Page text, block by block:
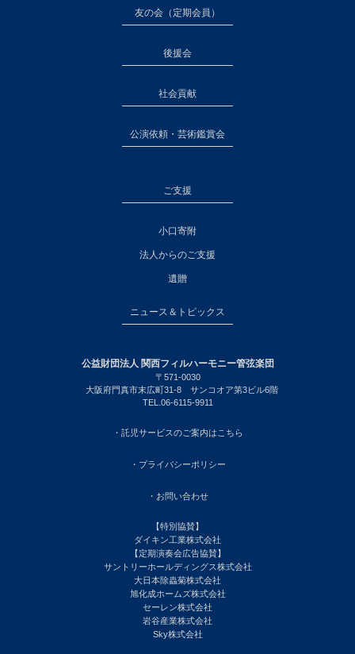
友の会（定期会員）
後援会
社会貢献
公演依頼・芸術鑑賞会
ご支援
小口寄附
法人からのご支援
遺贈
ニュース＆トピックス
公益財団法人 関西フィルハーモニー管弦楽団
〒571-0030
大阪府門真市末広町31-8 サンコオア第3ビル6階
TEL.06-6115-9911
・託児サービスのご案内はこちら
・プライバシーポリシー
・お問い合わせ
【特別協賛】
ダイキン工業株式会社
【定期演奏会広告協賛】
サントリーホールディングス株式会社
大日本除蟲菊株式会社
旭化成ホームズ株式会社
セーレン株式会社
岩谷産業株式会社
Sky株式会社